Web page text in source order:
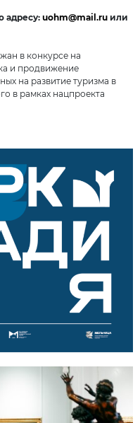
адресу:uohm@mail.ru или
в конкурсе на
и продвижение
на развитие туризма в
в рамках нацпроекта